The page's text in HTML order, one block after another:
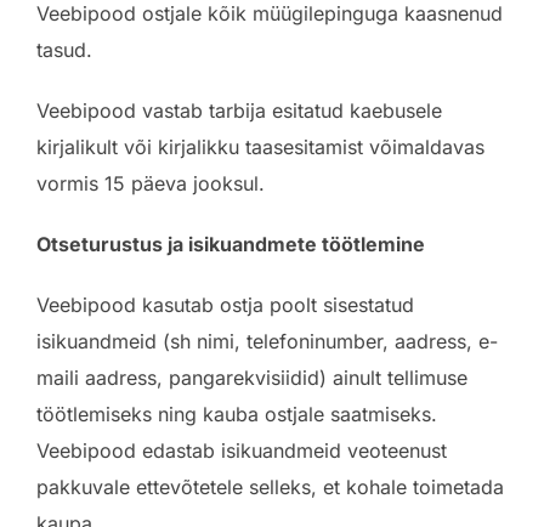
Veebipood ostjale kõik müügilepinguga kaasnenud
tasud.
Veebipood vastab tarbija esitatud kaebusele
kirjalikult või kirjalikku taasesitamist võimaldavas
vormis 15 päeva jooksul.
Otseturustus ja isikuandmete töötlemine
Veebipood kasutab ostja poolt sisestatud
isikuandmeid (sh nimi, telefoninumber, aadress, e-
maili aadress, pangarekvisiidid) ainult tellimuse
töötlemiseks ning kauba ostjale saatmiseks.
Veebipood edastab isikuandmeid veoteenust
pakkuvale ettevõtetele selleks, et kohale toimetada